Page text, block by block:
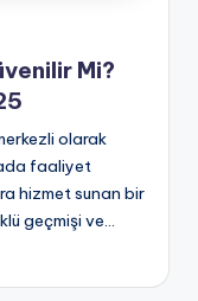
Mi?
olarak
faaliyet
hizmet sunan bir
geçmişi ve…